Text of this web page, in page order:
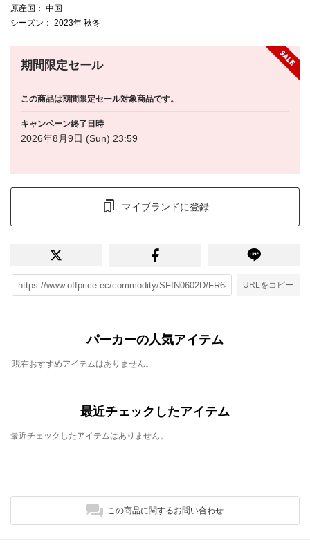
原産国 ： 中国
シーズン ： 2023年 秋冬
期間限定セール
この商品は期間限定セール対象商品です。
キャンペーン終了日時
2026年8月9日 (Sun) 23:59
マイブランドに登録
URLをコピー
パーカーの人気アイテム
現在おすすめアイテムはありません。
最近チェックしたアイテム
最近チェックしたアイテムはありません。
この商品に関するお問い合わせ